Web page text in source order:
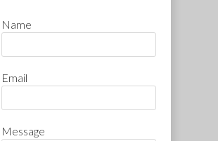
Name
Email
Message